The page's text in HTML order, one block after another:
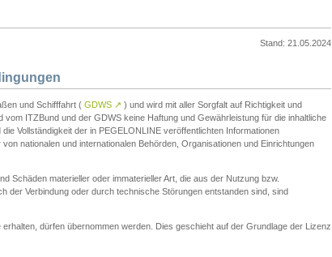
Stand: 21.05.2024
und Schifffahrt ( GDWS ↗ ) und wird mit aller Sorgfalt auf Richtigkeit und
ITZBund und der GDWS keine Haftung und Gewährleistung für die inhaltliche
Vollständigkeit der in PEGELONLINE veröffentlichten Informationen
nationalen und internationalen Behörden, Organisationen und Einrichtungen
Schäden materieller oder immaterieller Art, die aus der Nutzung bzw.
der Verbindung oder durch technische Störungen entstanden sind, sind
dürfen übernommen werden. Dies geschieht auf der Grundlage der Lizenz